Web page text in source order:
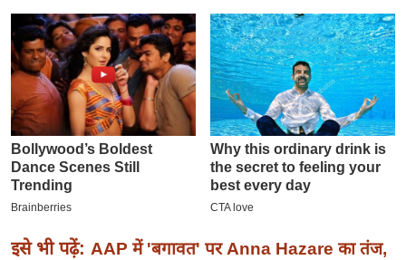
इ
म
ई
-
पे
प
र
मि
ल
इसे भी पढ़ें: AAP में 'बगावत' पर Anna Hazare का तंज,